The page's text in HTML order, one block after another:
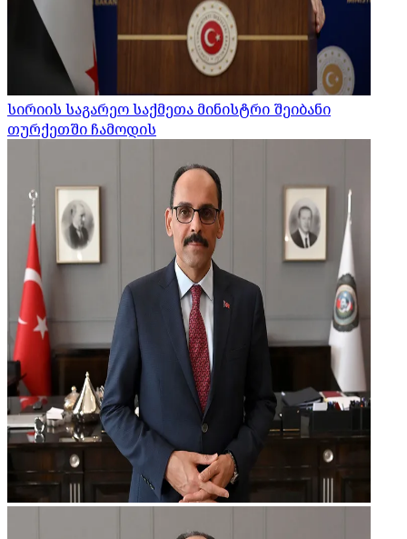
სირიის საგარეო საქმეთა მინისტრი შეიბანი
თურქეთში ჩამოდის